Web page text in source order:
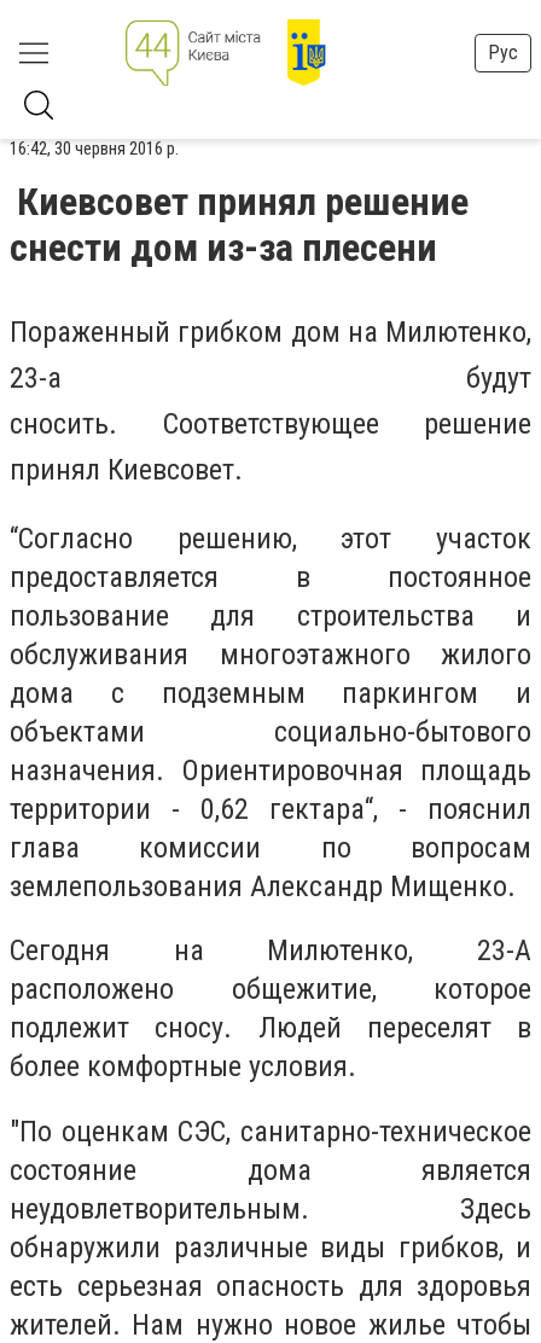
Рус
16:42, 30 червня 2016 р.
Киевсовет принял решение
снести дом из-за плесени
Пораженный грибком дом на Милютенко,
23-а будут
сносить. Соответствующее решение
принял Киевсовет.
“Согласно решению, этот участок
предоставляется в постоянное
пользование для строительства и
обслуживания многоэтажного жилого
дома с подземным паркингом и
объектами социально-бытового
назначения. Ориентировочная площадь
территории - 0,62 гектара“, - пояснил
глава комиссии по вопросам
землепользования Александр Мищенко.
Сегодня на Милютенко, 23-А
расположено общежитие, которое
подлежит сносу. Людей переселят в
более комфортные условия.
"По оценкам СЭС, санитарно-техническое
состояние дома является
неудовлетворительным. Здесь
обнаружили различные виды грибков, и
есть серьезная опасность для здоровья
жителей. Нам нужно новое жилье чтобы